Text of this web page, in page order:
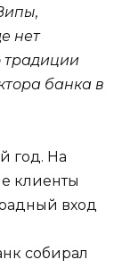
нет
традиции
банка в
год. На
клиенты
вход
собирал